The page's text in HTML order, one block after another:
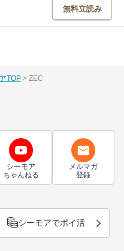
無料立読み
TOP ZEC
シーモア
ちゃんねる
メルマガ
登録
シーモアでポイ活